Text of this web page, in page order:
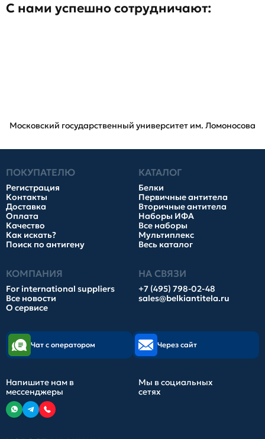
С нами успешно сотрудничают:
Московский государственный университет им. Ломоносова
ПОКУПАТЕЛЮ
Регистрация
Контакты
Доставка
Оплата
Качество
Как искать?
Поиск по антигену
КАТАЛОГ
Белки
Первичные антитела
Вторичные антитела
Наборы ИФА
Все наборы
Мультиплекс
Весь каталог
КОМПАНИЯ
For international suppliers
Все новости
О сервисе
НА СВЯЗИ
+7 (495) 798-02-48
sales@belkiantitela.ru
Чат с оператором Через сайт
Напишите нам в
мессенджеры
Мы в социальных
сетях